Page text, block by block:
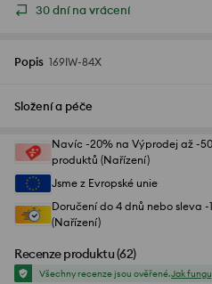
30 dní na vrácení
Popis 169IW-84X
Složení a péče
Navíc -20% na Výprodej až -
produktů (Nařízení)
Jsme z Evropské unie
Doručení do 4 dnů nebo sleva
(Nařízení)
Recenze produktu(62)
Všechny recenze jsou ověřené.Jak